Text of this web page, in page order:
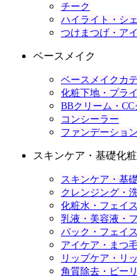
チーク
ハイライト・シ
つけまつげ・ア
ベースメイク
ベースメイクカ
化粧下地・プラ
BBクリーム・CC
コンシーラー
ファンデーショ
スキンケア・基礎化
スキンケア・基
クレンジング・
化粧水・フェイ
乳液・美容液・
パック・フェイ
アイケア・まつ
リップケア・リ
角質除去・ピー